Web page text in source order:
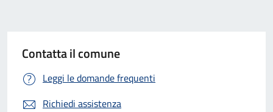
Contatta il comune
Leggi le domande frequenti
Richiedi assistenza